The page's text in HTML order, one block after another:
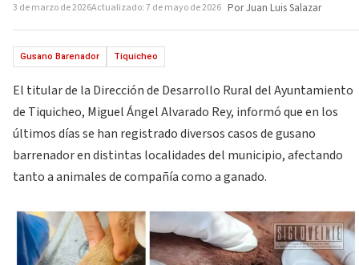
3 de marzo de 2026Actualizado: 7 de mayo de 2026 Por Juan Luis Salazar
Gusano Barenador Tiquicheo
El titular de la Dirección de Desarrollo Rural del Ayuntamiento
de Tiquicheo, Miguel Ángel Alvarado Rey, informó que en los
últimos días se han registrado diversos casos de gusano
barrenador en distintas localidades del municipio, afectando
tanto a animales de compañía como a ganado.